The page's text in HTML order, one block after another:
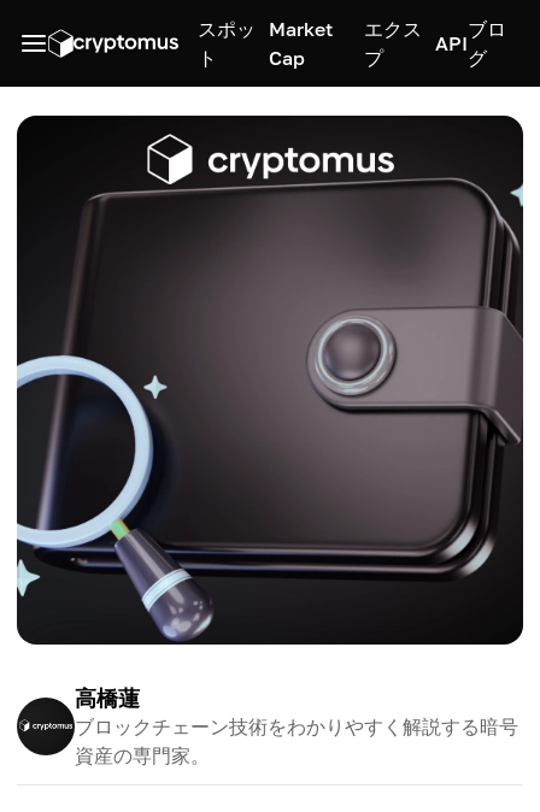
スポッ
ト
Market
Cap
エクス
プ
API
ブロ
グ
高橋蓮
ブロックチェーン技術をわかりやすく解説する暗号
資産の専門家。